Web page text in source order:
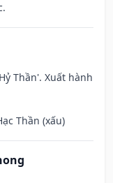
Thần'. Xuất hành
Thần (xấu)